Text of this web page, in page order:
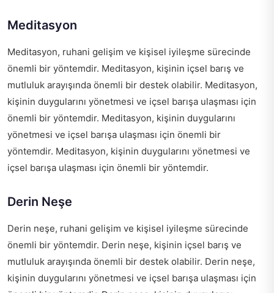
Meditasyon
Meditasyon, ruhani gelişim ve kişisel iyileşme sürecinde
önemli bir yöntemdir. Meditasyon, kişinin içsel barış ve
mutluluk arayışında önemli bir destek olabilir. Meditasyon,
kişinin duygularını yönetmesi ve içsel barışa ulaşması için
önemli bir yöntemdir. Meditasyon, kişinin duygularını
yönetmesi ve içsel barışa ulaşması için önemli bir
yöntemdir. Meditasyon, kişinin duygularını yönetmesi ve
içsel barışa ulaşması için önemli bir yöntemdir.
Derin Neşe
Derin neşe, ruhani gelişim ve kişisel iyileşme sürecinde
önemli bir yöntemdir. Derin neşe, kişinin içsel barış ve
mutluluk arayışında önemli bir destek olabilir. Derin neşe,
kişinin duygularını yönetmesi ve içsel barışa ulaşması için